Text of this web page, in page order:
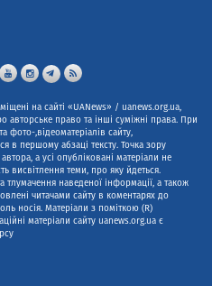
на сайті «UANews» / uanews.org.ua,
авторське право та інші суміжні права. При
фото-,відеоматеріалів сайту,
в першому абзаці тексту. Точка зору
а усі опубліковані матеріали не
висвітлення теми, про яку йдеться.
тлумачення наведеної інформації, а також
читачами сайту в коментарях до
носія. Матеріали з поміткою (R)
матеріали сайту uanews.org.ua є